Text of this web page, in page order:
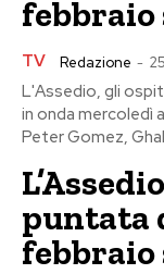
febbraio
TV Redazione -
L'Assedio, gli
in onda mercoledì
Peter Gomez,
puntata
febbraio